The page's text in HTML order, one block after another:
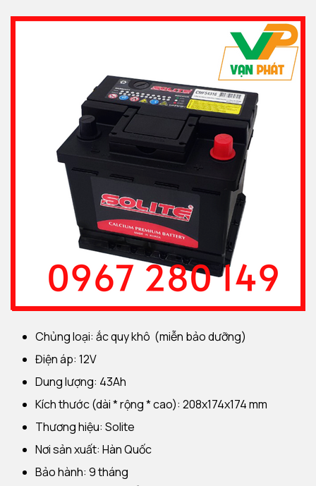
Chủng loại: ắc quy khô (miễn bảo dưỡng)
Điện áp: 12V
Dung lượng: 43Ah
Kích thước (dài * rộng * cao): 208x174x174 mm
Thương hiệu: Solite
Nơi sản xuất: Hàn Quốc
Bảo hành: 9 tháng